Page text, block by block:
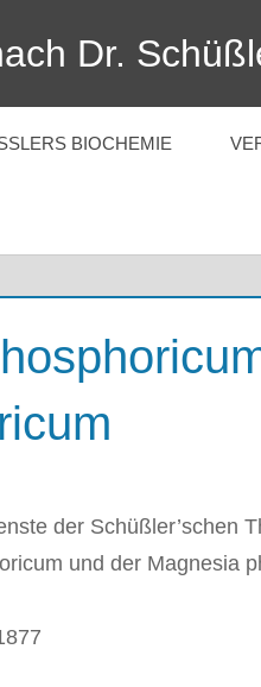
Dr.
BIOCHEMIE
der Schüßler’schen
und der Magnesia